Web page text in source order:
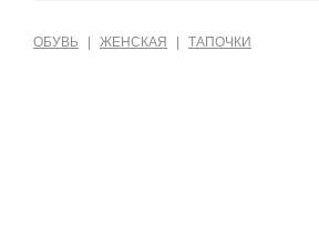
ОБУВЬ ЖЕНСКАЯ ТАПОЧКИ